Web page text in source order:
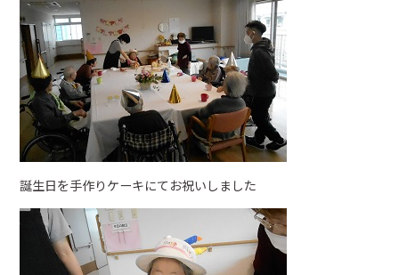
誕生日を手作りケーキにてお祝いしました